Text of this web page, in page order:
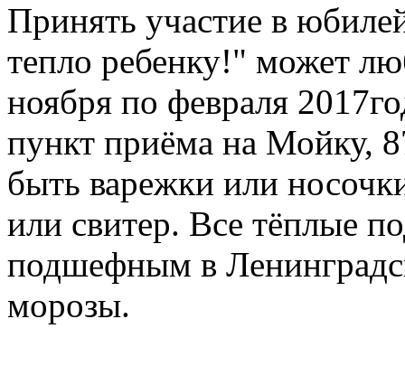
Принять участие в
тепло ребенку!" может
ноября по февраля
пункт приёма на Мойку,
быть варежки или
или свитер. Все тёплые
подшефным в
морозы.